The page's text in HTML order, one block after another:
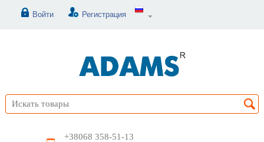
Войти Регистрация
+38068 358-51-13